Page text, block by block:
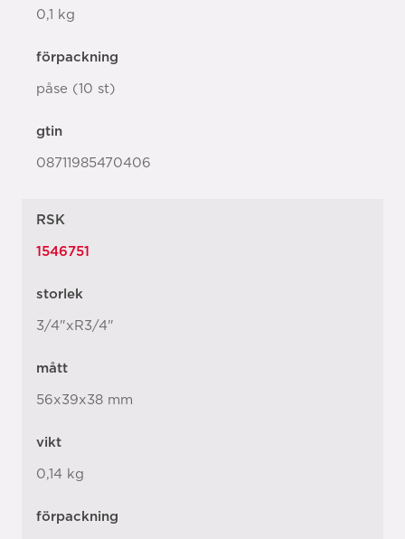
0,1 kg
förpackning
påse (10 st)
gtin
08711985470406
RSK
1546751
storlek
3/4"xR3/4"
mått
56x39x38 mm
vikt
0,14 kg
förpackning